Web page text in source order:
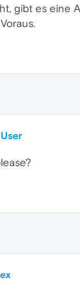
gibt es eine